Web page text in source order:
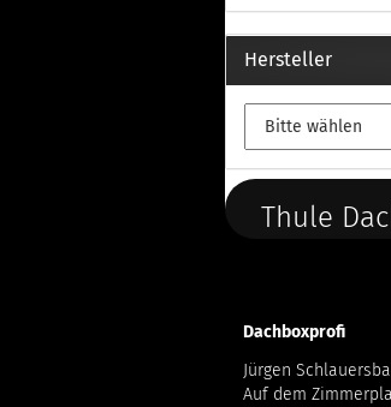
Hersteller
Thule
Dachboxprofi
Jürgen
Auf dem